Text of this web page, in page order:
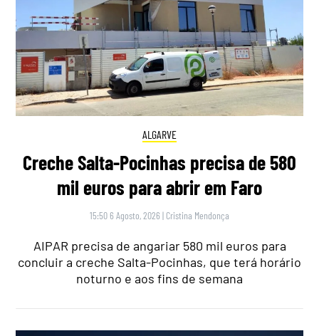
ALGARVE
Creche Salta-Pocinhas precisa de 580
mil euros para abrir em Faro
15:50 6 Agosto, 2026 | Cristina Mendonça
AIPAR precisa de angariar 580 mil euros para
concluir a creche Salta-Pocinhas, que terá horário
noturno e aos fins de semana